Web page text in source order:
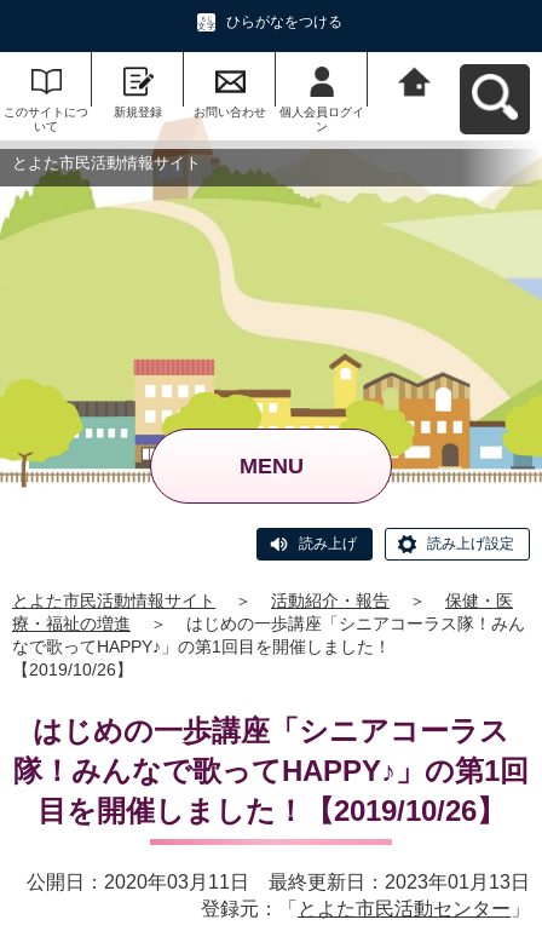
ひらがなをつける
このサイトにつ
いて
新規登録 お問い合わせ
個人会員ログイ
ン
る
とよた市民活動情報サイト
MENU
読み上げ 読み上げ設定
とよた市民活動情報サイト ＞ 活動紹介・報告 ＞
保健・医
療・福祉の増進
＞
はじめの一歩講座「シニアコーラス隊！みん
なで歌ってHAPPY♪」の第1回目を開催しました！
【2019/10/26】
はじめの一歩講座「シニアコーラス
隊！みんなで歌ってHAPPY♪」の第1回
目を開催しました！【2019/10/26】
公開日：2020年03月11日 最終更新日：2023年01月13日
登録元：「 とよた市民活動センター 」